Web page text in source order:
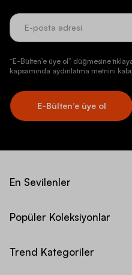
“E-Bülten’e üye ol” düğmesine
kapsamında aydınlatma metnini
E-Bülten’e üye ol
En Sevilenler
Popüler Koleksiyonlar
Trend Kategoriler